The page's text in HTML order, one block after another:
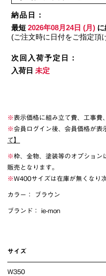
※表示価格に組み立て費、工事費
※会員ログイン後、会員価格が表
て】
※枠、金物、塗装等のオプション
販売となります。
※W400サイズは在庫が無くなり
カラー： ブラウン
ブランド： ie-mon
サイズ
W350